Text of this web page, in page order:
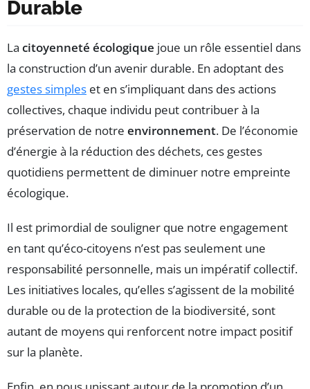
Durable
La citoyenneté écologique joue un rôle essentiel dans
la construction d’un avenir durable. En adoptant des
gestes simples et en s’impliquant dans des actions
collectives, chaque individu peut contribuer à la
préservation de notre environnement. De l’économie
d’énergie à la réduction des déchets, ces gestes
quotidiens permettent de diminuer notre empreinte
écologique.
Il est primordial de souligner que notre engagement
en tant qu’éco-citoyens n’est pas seulement une
responsabilité personnelle, mais un impératif collectif.
Les initiatives locales, qu’elles s’agissent de la mobilité
durable ou de la protection de la biodiversité, sont
autant de moyens qui renforcent notre impact positif
sur la planète.